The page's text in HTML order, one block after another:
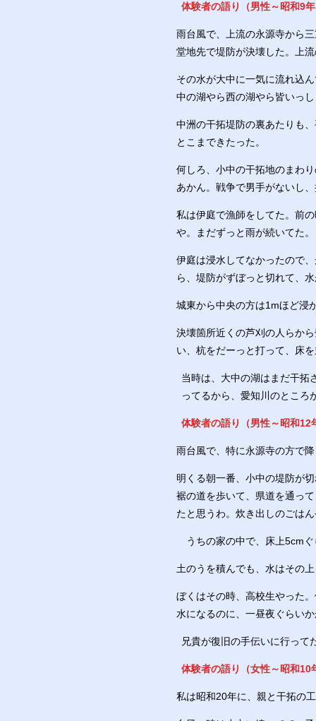
体験者の語り（男性～昭和9
雨台風で、上流の永源寺から
堂地先で堤防が決壊した。上
その水が大中に一気に流れ込
中の湖やら西の湖やら皆いっ
中洲の干拓堤防の裏あたりも
とこまできたった。
何しろ、小中の干拓地のまわ
あかん。戦争で男手がないし
私は伊庭で漁師をしてた。前
や。まだずっと雨が続いてた。
伊庭は浸水してなかったので
ら、堤防がずぼっと切れて、
城東から中央の方は1mほど浸
決壊箇所近くの芦刈の人らか
い、杭をだーっと打って、床
当時は、大中の湖はまだ干拓
ってるから、愛知川のところ
体験者の語り（男性～昭和12
雨台風で、特に永源寺の方で
明くる朝一番、小中の堤防が
裾の道を歩いて、県道を通っ
たと思うわ。炊き出しのごは
うちの家の中で、床上5cmぐ
土のうを積んでも、水はその
ぼくはその時、高校生やった
水になるのに、一昼夜ぐらい
兄貴が復旧の手伝いに行って
体験者の語り（女性～昭和10
私は昭和20年に、親と干拓の